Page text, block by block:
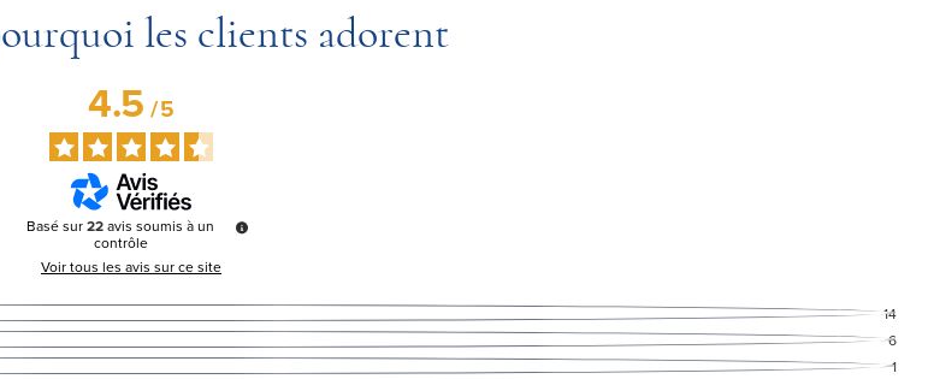
les clients adorent
4.5/5
Basé sur22avis soumis à un
contrôle
Voir tous les avis sur ce site
14
6
1